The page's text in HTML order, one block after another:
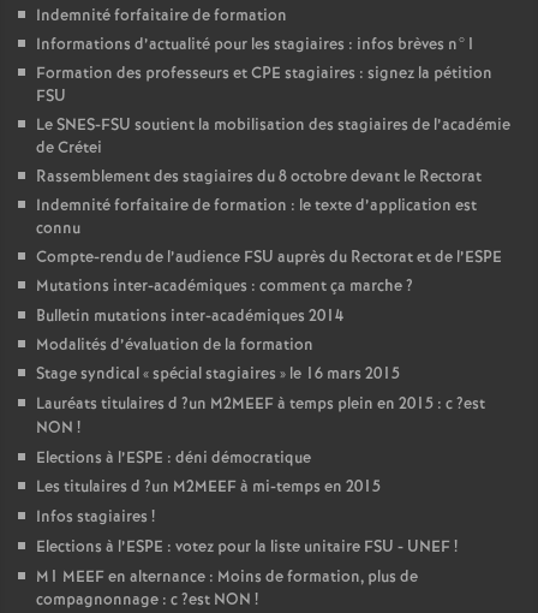
Indemnité forfaitaire de formation
Informations d’actualité pour les stagiaires : infos brèves n°1
Formation des professeurs etCPE stagiaires : signez la pétition
FSU
LeSNES-FSU soutient la mobilisation des stagiaires de l’académie
de Crétei
Rassemblement des stagiaires du 8 octobre devant le Rectorat
Indemnité forfaitaire de formation : le texte d’application est
connu
Compte-rendu de l’audience FSU auprès du Rectorat et de l’ESPE
Mutations inter-académiques : comment ça marche?
Bulletin mutations inter-académiques 2014
Modalités d’évaluation de la formation
Stage syndical «spécial stagiaires » le 16 mars 2015
Lauréats titulaires d ?un M2MEEFà temps plein en 2015 : c?est
NON !
Elections à l’ESPE : déni démocratique
Les titulaires d ?un M2MEEFà mi-temps en 2015
Infos stagiaires !
Elections à l’ESPE : votez pour la liste unitaire FSU - UNEF!
M1 MEEFen alternance : Moins de formation, plus de
compagnonnage : c?est NON !